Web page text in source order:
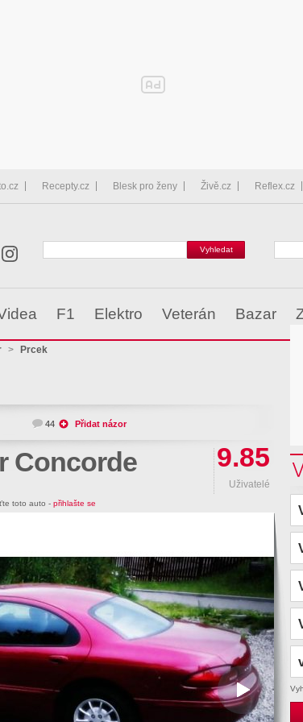
Recepty.cz Blesk pro ženy Živě.cz Reflex.cz
F1 Elektro Veterán Bazar
> Prcek
44 Přidat názor
Concorde 9.85
Uživatelé
toto auto - přihlašte se